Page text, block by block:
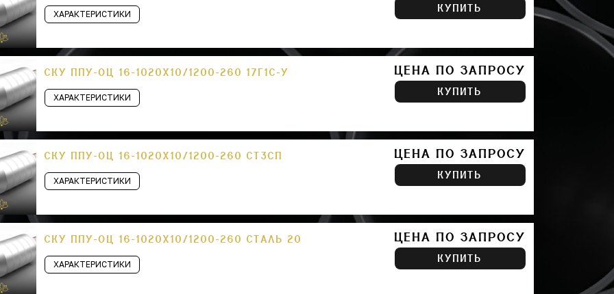
ХАРАКТЕРИСТИКИ
КУПИТЬ
СКУ ППУ-ОЦ 16-1020Х10/1200-260 17Г1С-У
ХАРАКТЕРИСТИКИ
ЦЕНА ПО ЗАПРОСУ
КУПИТЬ
СКУ ППУ-ОЦ 16-1020Х10/1200-260 СТ3СП
ХАРАКТЕРИСТИКИ
ЦЕНА ПО ЗАПРОСУ
КУПИТЬ
СКУ ППУ-ОЦ 16-1020Х10/1200-260 СТАЛЬ 20
ХАРАКТЕРИСТИКИ
ЦЕНА ПО ЗАПРОСУ
КУПИТЬ